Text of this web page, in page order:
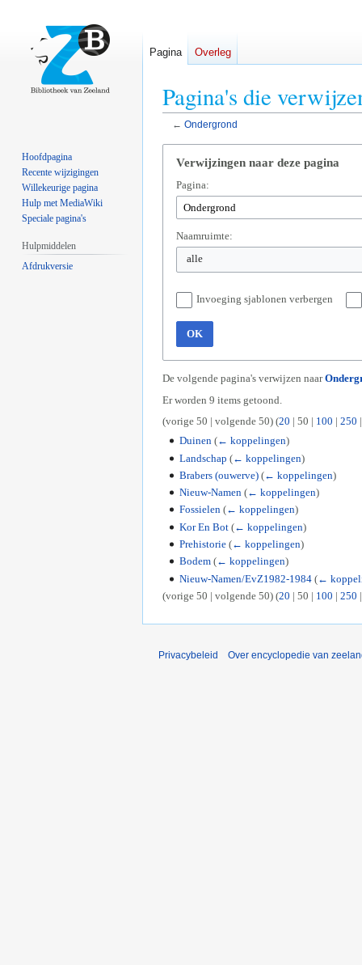
Pagina's die
← Ondergrond
navigatie
springen
zoeken
springen
Verwijzingen naar deze pagina
Pagina:
Naamruimte:
alle
Invoeging sjablonen verbergen
OK
De volgende pagina's verwijzen naar
Er worden 9 items getoond.
(vorige 50 | volgende 50) (20 | 50 | 100 | 250
Duinen (← koppelingen)
Landschap (← koppelingen)
Brabers (ouwerve) (← koppelingen)
Nieuw-Namen (← koppelingen)
Fossielen (← koppelingen)
Kor En Bot (← koppelingen)
Prehistorie (← koppelingen)
Bodem (← koppelingen)
Nieuw-Namen/EvZ1982-1984 (←
(vorige 50 | volgende 50) (20 | 50 | 100 | 250
Pagina Overleg
Hoofdpagina
Recente wijzigingen
Willekeurige pagina
Hulp met MediaWiki
Speciale pagina's
Hulpmiddelen
Afdrukversie
Privacybeleid Over encyclopedie van